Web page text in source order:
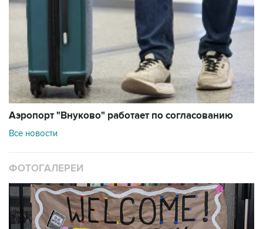
Аэропорт "Внуково" работает по согласованию
Все новости
ФОТОГАЛЕРЕИ